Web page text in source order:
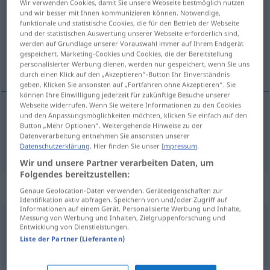
Übersicht aller Übersetzungen
(Für mehr Details die Übersetzung anklicken/antippen)
sličan
sličan( DAT/na AKK) ähnlich
Beispielsätze für "ähnlich"
das sieht ihm (ihr) ähnlich
jenjemu (njoj) slično
Wir verwenden Cookies, damit Sie unsere Webseite bestmöglich nutzen
und wir besser mit Ihnen kommunizieren können. Notwendige,
funktionale und statistische Cookies, die für den Betrieb der Webseite
und der statistischen Auswertung unserer Webseite erforderlich sind,
werden auf Grundlage unserer Vorauswahl immer auf Ihrem Endgerät
gespeichert. Marketing-Cookies und Cookies, die der Bereitstellung
personalisierter Werbung dienen, werden nur gespeichert, wenn Sie uns
durch einen Klick auf den „Akzeptieren“-Button Ihr Einverständnis
geben. Klicken Sie ansonsten auf „Fortfahren ohne Akzeptieren“. Sie
können Ihre Einwilligung jederzeit für zukünftige Besuche unserer
Webseite widerrufen. Wenn Sie weitere Informationen zu den Cookies
und den Anpassungsmöglichkeiten möchten, klicken Sie einfach auf den
Button „Mehr Optionen“. Weitergehende Hinweise zu der
Datenverarbeitung entnehmen Sie ansonsten unserer
Datenschutzerklärung. Hier finden Sie unserImpressum.
Wir und unsere Partner verarbeiten Daten, um
Folgendes bereitzustellen:
Genaue Geolocation-Daten verwenden. Geräteeigenschaften zur
Identifikation aktiv abfragen. Speichern von und/oder Zugriff auf
Informationen auf einem Gerät. Personalisierte Werbung und Inhalte,
Messung von Werbung und Inhalten, Zielgruppenforschung und
Entwicklung von Dienstleistungen.
Liste der Partner (Lieferanten)